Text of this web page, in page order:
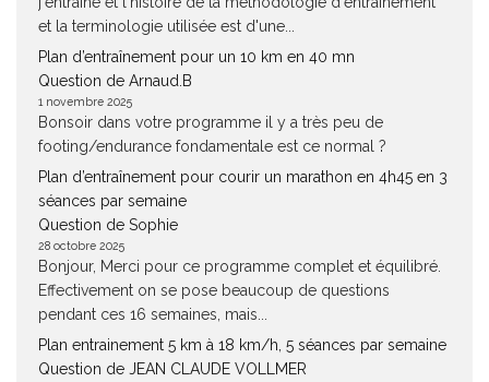
et la terminologie utilisée est d'une...
Plan d’entraînement pour un 10 km en 40 mn
Question de Arnaud.B
1 novembre 2025
Bonsoir dans votre programme il y a très peu de
footing/endurance fondamentale est ce normal ?
Plan d’entraînement pour courir un marathon en 4h45 en 3
séances par semaine
Question de Sophie
28 octobre 2025
Bonjour, Merci pour ce programme complet et équilibré.
Effectivement on se pose beaucoup de questions
pendant ces 16 semaines, mais...
Plan entrainement 5 km à 18 km/h, 5 séances par semaine
Question de JEAN CLAUDE VOLLMER